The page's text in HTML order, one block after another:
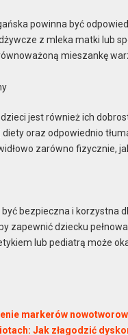
powinna być
z mleka matki lub
mieszankę
jest również ich
oraz odpowiednio
zarówno fizycznie,
bezpieczna i korzystna
zapewnić dziecku
lub pediatrą może
markerów
Jak złagodzić